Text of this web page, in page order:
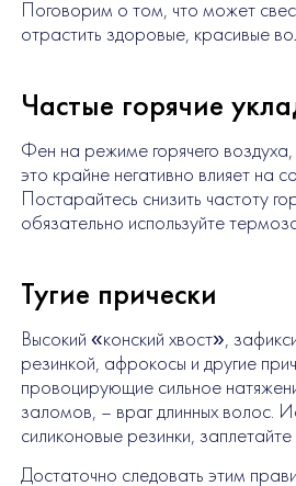
Поговорим о том, что может
отрастить здоровые, красивые
Частые горячие
Фен на режиме горячего
это крайне негативно влияет на
Постарайтесь снизить частоту
обязательно используйте
Тугие прически
Высокий «конский хвост»,
резинкой, афрокосы и другие
провоцирующие сильное
заломов, – враг длинных волос.
силиконовые резинки,
Достаточно следовать этим